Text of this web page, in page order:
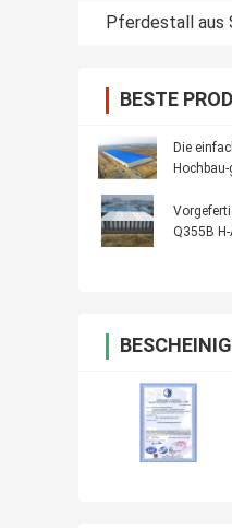
Pferdestall aus
BESTE
Die
Q355B